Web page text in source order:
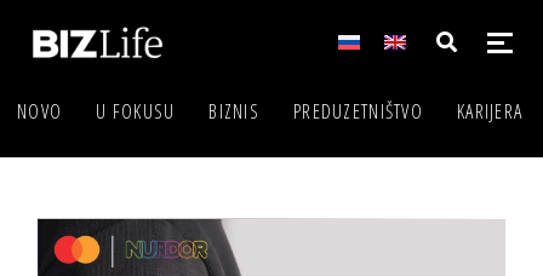
NOVO U FOKUSU BIZNIS PREDUZETNIŠTVO KARIJERA